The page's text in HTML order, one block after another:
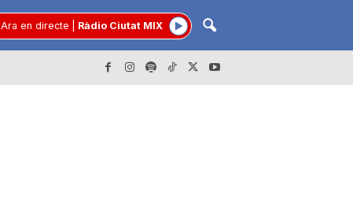
Ara en directe Ràdio Ciutat MIX